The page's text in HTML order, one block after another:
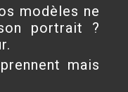
modèles ne
portrait ?
mais